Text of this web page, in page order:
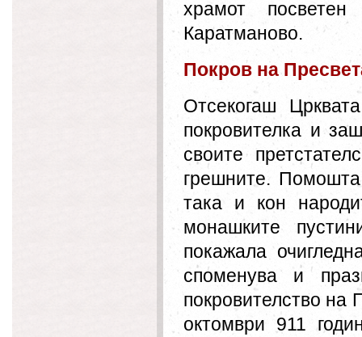
храмот
Каратманово.
Покров на
Отсекогаш
покровителка и
своите
грешните.
така и кон
монашките
покажала
споменува и
покровителство на
октомври 911